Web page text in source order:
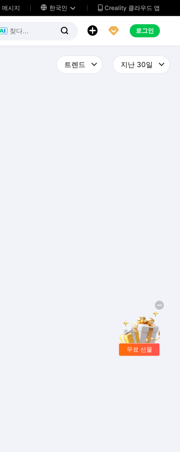
메시지  한국인   Creality 클라우드 앱
   로그인
무료 선물